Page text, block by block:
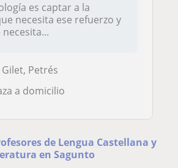
es captar a la
necesita ese refuerzo y
Petrés
a domicilio
de Lengua Castellana y
en Sagunto